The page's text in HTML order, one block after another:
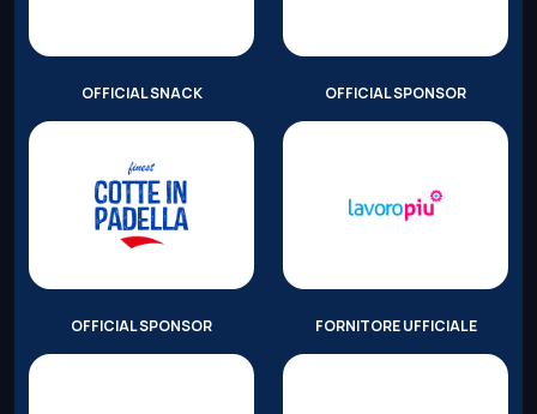
OFFICIAL SNACK OFFICIAL SPONSOR
OFFICIAL SPONSOR FORNITORE UFFICIALE